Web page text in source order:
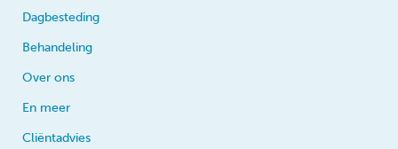
Dagbesteding
Behandeling
Over ons
En meer
Cliëntadvies